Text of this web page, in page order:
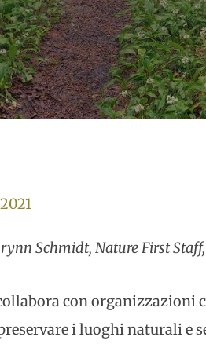
Schmidt, Nature First
con organizzazioni
i luoghi naturali e